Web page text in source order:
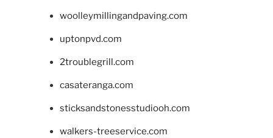
woolleymillingandpaving.com
uptonpvd.com
2troublegrill.com
casateranga.com
sticksandstonesstudiooh.com
walkers-treeservice.com